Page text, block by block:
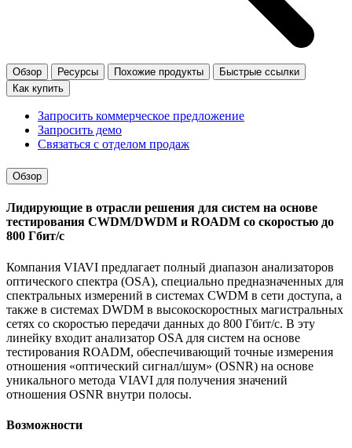
Обзор Ресурсы Похожие продукты
Быстрые ссылки
Как купить
Запросить коммерческое предложение
Запросить демо
Связаться с отделом продаж
Обзор
Лидирующие в отрасли решения для систем на основе
тестирования CWDM/DWDM и ROADM со скоростью до
800 Гбит/с
Компания VIAVI предлагает полный диапазон анализаторов
оптического спектра (OSA), специально предназначенных для
спектральных измерений в системах CWDM в сети доступа, а
также в системах DWDM в высокоскоростных магистральных
сетях со скоростью передачи данных до 800 Гбит/с. В эту
линейку входит анализатор OSA для систем на основе
тестирования ROADM, обеспечивающий точные измерения
отношения «оптический сигнал/шум» (OSNR) на основе
уникального метода VIAVI для получения значений
отношения OSNR внутри полосы.
Возможности